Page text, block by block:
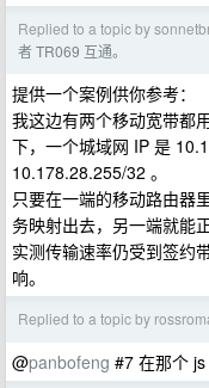
Replied to a topic by
者 TR069 互通。
提供一个案例供你参考：
我这边有两个移动宽带都
下，一个城域网 IP 是
10.178.28.255/32 。
只要在一端的移动路由器
务映射出去，另一端就能
实测传输速率仍受到签约
响。
Replied to a topic by
@panbofeng #7 在那个